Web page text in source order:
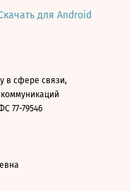
для Android
в сфере связи,
77-79546